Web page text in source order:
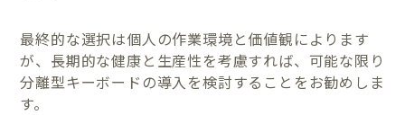
最終的な選択は個人の作業環境と価値観によります
が、長期的な健康と生産性を考慮すれば、可能な限り
分離型キーボードの導入を検討することをお勧めしま
す。